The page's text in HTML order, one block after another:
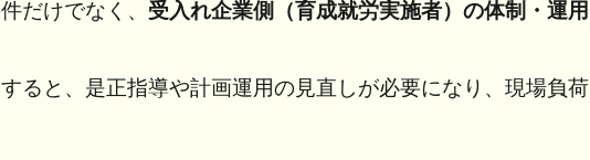
だけでなく、 受入れ企業側（育成就労実施者）の体制・運用
ると、是正指導や計画運用の見直しが必要になり、現場負荷